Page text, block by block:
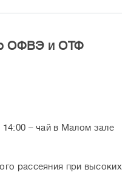
ОФВЭ и ОТФ
– чай в Малом зале
рассеяния при высоких